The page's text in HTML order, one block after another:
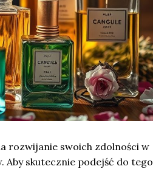
rozwijanie swoich zdolności w
Aby skutecznie podejść do tego